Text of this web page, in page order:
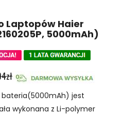
Laptopów Haier
5000mAh)
bateria(5000mAh) jest
wykonana z Li-polymer